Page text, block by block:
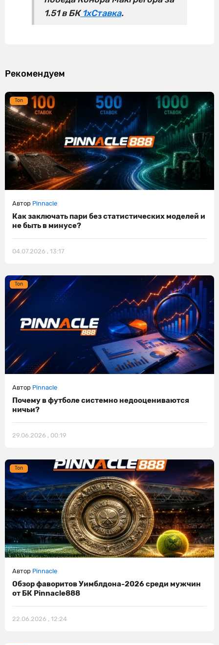
1.51 в БК1хСтавка.
Рекомендуем
Ton
Автор Pinnacle
Как заключать пари без статистических моделей и
не быть в минусе?
04.07.2026 , 13:17
Ton
Автор Pinnacle
Почему в футболе системно недооцениваются
ничьи?
29.06.2026 , 00:19
Ton
Автор Pinnacle
Обзор фаворитов Уимблдона-2026 среди мужчин
от БК Pinnacle888
22.06.2026 , 12:24